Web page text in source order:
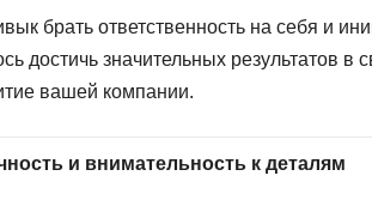
брать ответственность на себя и
достичь значительных результатов
вашей компании.
и внимательность к деталям